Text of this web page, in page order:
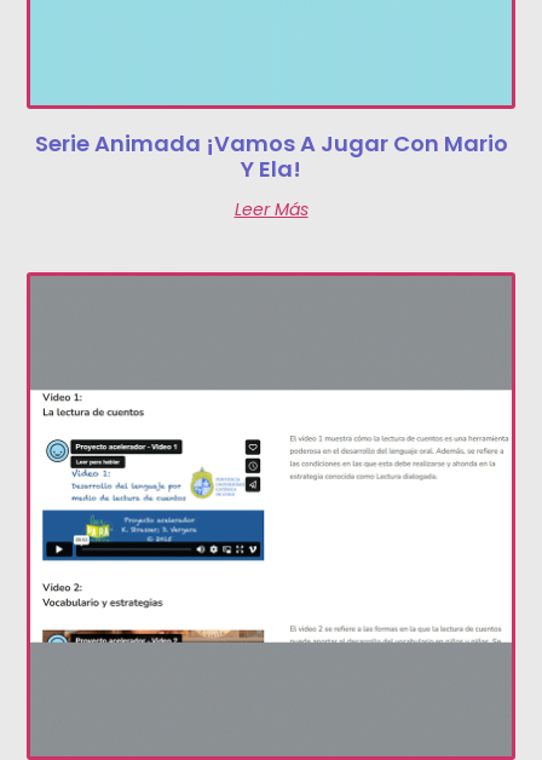
Serie Animada ¡Vamos A Jugar Con Mario
Y Ela!
Leer Más